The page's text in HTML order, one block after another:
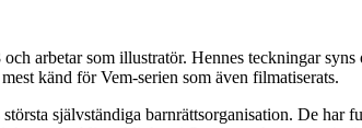
arbetar som illustratör. Hennes teckningar
känd för Vem-serien som även filmatiserats.
självständiga barnrättsorganisation. De